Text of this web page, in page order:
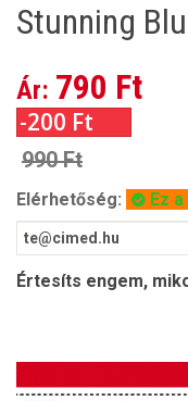
Stunning
Ár: 790 Ft
-200 Ft
990 Ft
Elérhetőség: Ez
Értesíts engem,